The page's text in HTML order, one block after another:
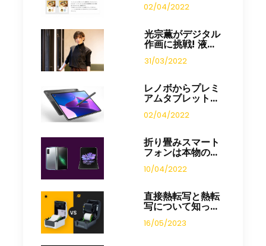
02/04/2022
光宗薫がデジタル
作画に挑戦! 液...
31/03/2022
レノボからプレミ
アムタブレット...
02/04/2022
折り畳みスマート
フォンは本物の...
10/04/2022
直接熱転写と熱転
写について知っ...
16/05/2023